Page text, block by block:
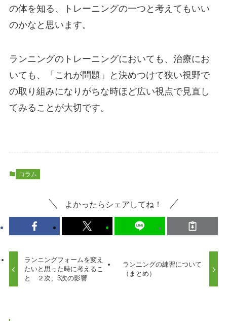
の体を知る、トレーニングの一つと考えてもいい
のかなと思います。
ランニングのトレーニングにおいても、治療にお
いても、「これが問題」と決めつけて狭い視野で
の取り組みになりがちな時ほど広い視点で見直し
てみることが大切です。
コラム
よかったらシェアしてね！
ランニングフォームを変え
たいと思った時に考えるこ
と ２次、3次の影響
ランニングの練習について
（まとめ）